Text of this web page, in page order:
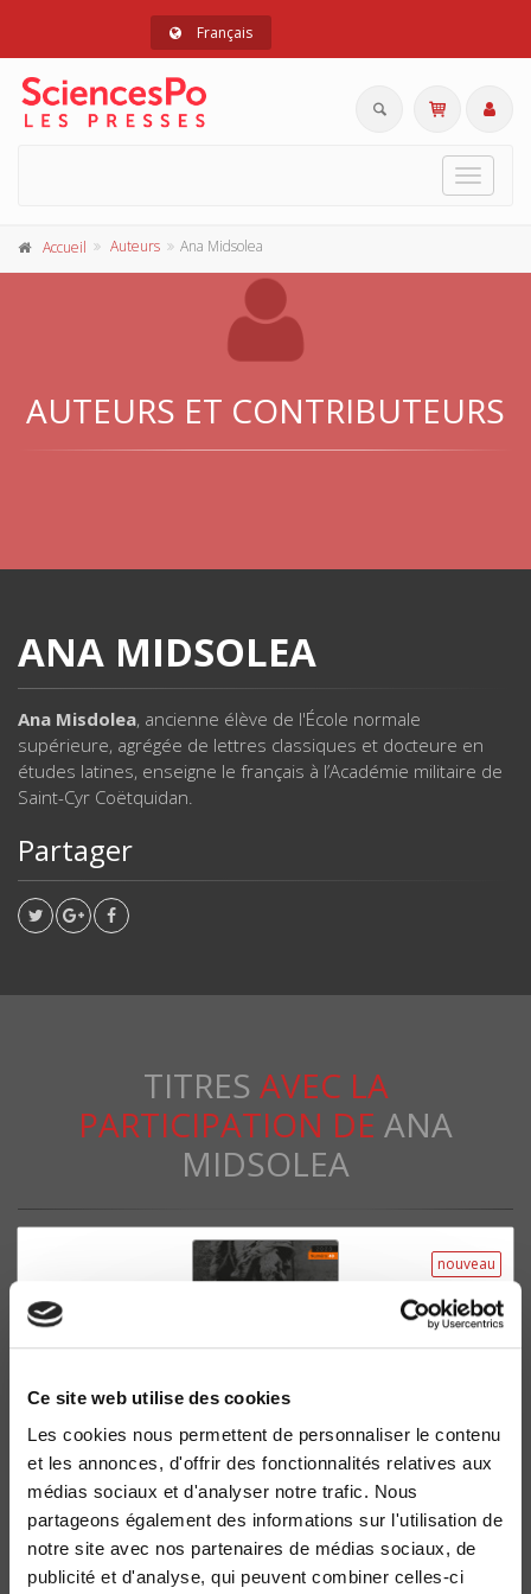
Ce site web utilise des cookies
Les cookies nous permettent de personnaliser le contenu
et les annonces, d'offrir des fonctionnalités relatives aux
médias sociaux et d'analyser notre trafic. Nous
partageons également des informations sur l'utilisation de
notre site avec nos partenaires de médias sociaux, de
publicité et d'analyse, qui peuvent combiner celles-ci
Français
Toggle
Accueil Auteurs Ana Midsolea
AUTEURS ET CONTRIBUTEURS
ANA MIDSOLEA
Ana Misdolea, ancienne élève de l'École normale
supérieure, agrégée de lettres classiques et docteure en
études latines, enseigne le français à l’Académie militaire de
Saint-Cyr Coëtquidan.
Partager
TITRES AVEC LA
PARTICIPATION DE ANA
MIDSOLEA
nouveau
Les champs de mars 40, 2023
Guerre et fiction
Sandra Cureau, Anne Debrosse